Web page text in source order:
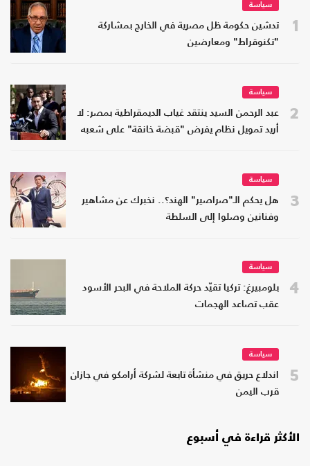
1
سياسة
تدشين حكومة ظل مصرية في الخارج بمشاركة
"تكنوقراط" ومعارضين
2
سياسة
عبد الرحمن السيد ينتقد غياب الديمقراطية بمصر: لا
أريد تمويل نظام يفرض "قبضة خانقة" على شعبه
3
سياسة
هل يحكم الـ"صراصير" الهند؟.. نخبرك عن مشاهير
وفنانين وصلوا إلى السلطة
4
سياسة
بلومبيرغ: تركيا تقيّد حركة الملاحة في البحر الأسود
عقب تصاعد الهجمات
5
سياسة
اندلاع حريق في منشأة تابعة لشركة أرامكو في جازان
قرب اليمن
الأكثر قراءة في أسبوع